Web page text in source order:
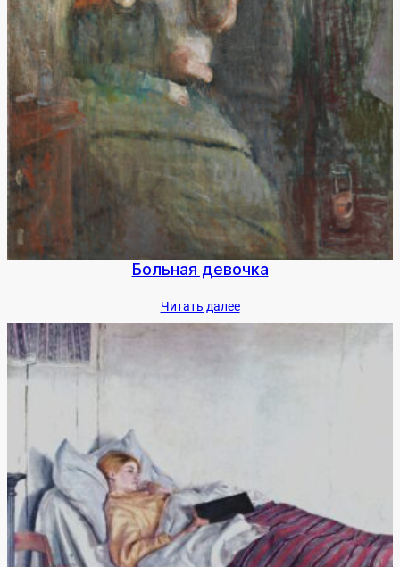
Боль­ная де­воч­ка
Чи­тать да­лее